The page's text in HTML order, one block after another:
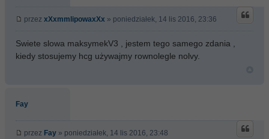
przez xXxmmlipowaxXx » poniedziałek, 14 lis 2016, 23:36
Swiete slowa maksymekV3 , jestem tego samego zdania ,
kiedy stosujemy hcg używajmy rownolegle nolvy.
Fay
przez Fay » poniedziałek, 14 lis 2016, 23:48